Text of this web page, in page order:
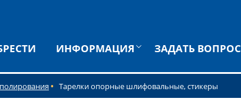
ИНФОРМАЦИЯ ЗАДАТЬ ВОПРОС
Тарелки опорные шлифовальные, стикеры